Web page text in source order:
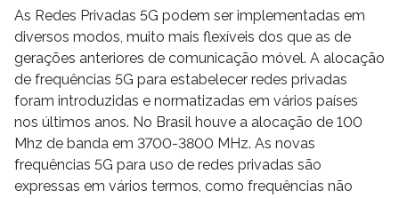
As Redes Privadas 5G podem ser implementadas em
diversos modos, muito mais flexíveis dos que as de
gerações anteriores de comunicação móvel. A alocação
de frequências 5G para estabelecer redes privadas
foram introduzidas e normatizadas em vários países
nos últimos anos. No Brasil houve a alocação de 100
Mhz de banda em 3700-3800 MHz. As novas
frequências 5G para uso de redes privadas são
expressas em vários termos, como frequências não